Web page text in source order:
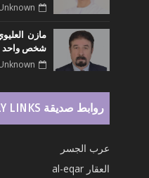
مازن
شخص واحد
روابط صديقة FRIENDLY LINKS
عرب الجسر
العقار al-eqar